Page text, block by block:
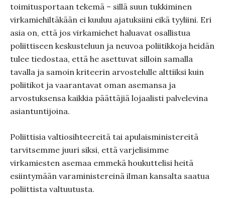
toimitusportaan tekemä – sillä suun tukkiminen
virkamiehiltäkään ei kuuluu ajatuksiini eikä tyyliini. Eri
asia on, että jos virkamiehet haluavat osallistua
poliittiseen keskusteluun ja neuvoa poliitikkoja heidän
tulee tiedostaa, että he asettuvat silloin samalla
tavalla ja samoin kriteerin arvostelulle alttiiksi kuin
poliitikot ja vaarantavat oman asemansa ja
arvostuksensa kaikkia päättäjiä lojaalisti palvelevina
asiantuntijoina.
Poliittisia valtiosihteereitä tai apulaisministereitä
tarvitsemme juuri siksi, että varjelisimme
virkamiesten asemaa emmekä houkuttelisi heitä
esiintymään varaministereinä ilman kansalta saatua
poliittista valtuutusta.